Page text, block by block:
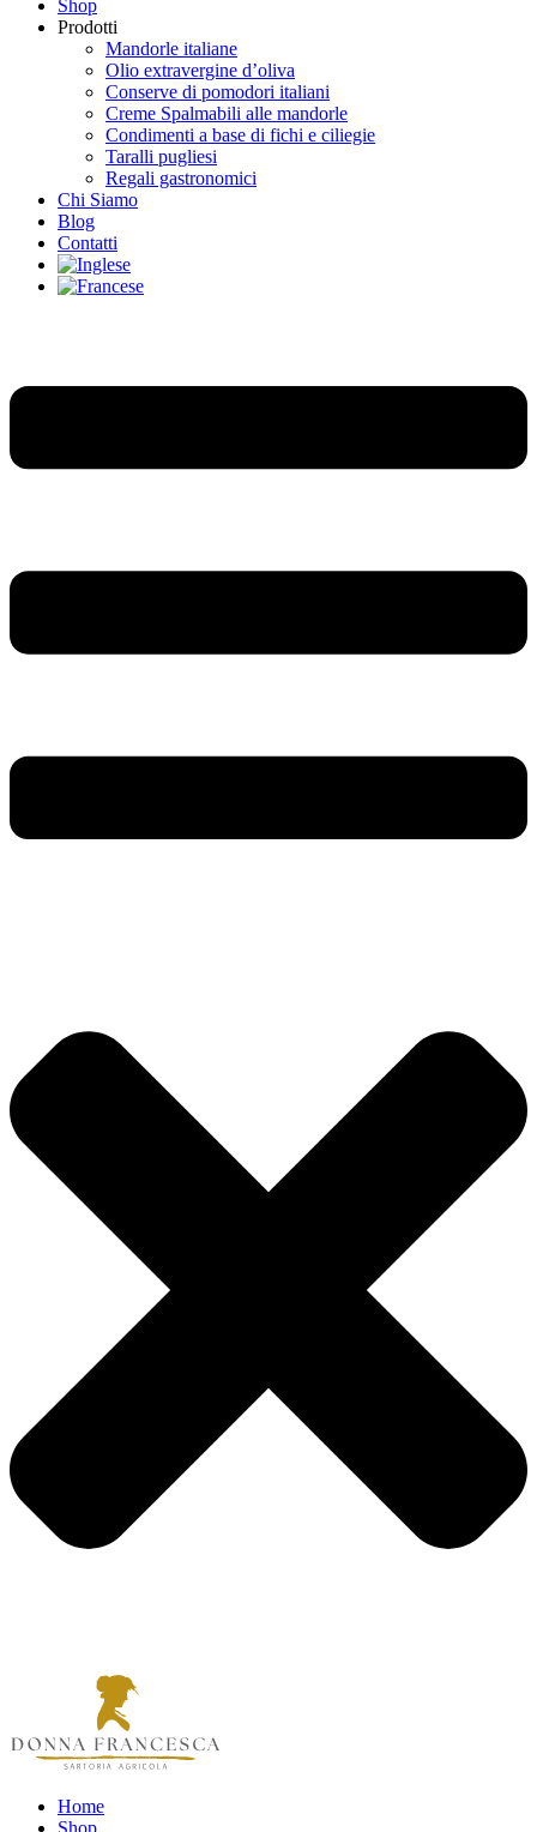
Shop
Prodotti
Mandorle italiane
Olio extravergine d’oliva
Conserve di pomodori italiani
Creme Spalmabili alle mandorle
Condimenti a base di fichi e ciliegie
Taralli pugliesi
Regali gastronomici
Chi Siamo
Blog
Contatti
Home
Shop